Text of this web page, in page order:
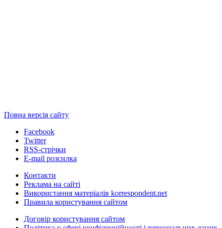
Повна версія сайту
Facebook
Twitter
RSS-стрічки
E-mail розсилка
Контакти
Реклама на сайті
Використання матеріалів korrespondent.net
Правила користування сайтом
Договір користування сайтом